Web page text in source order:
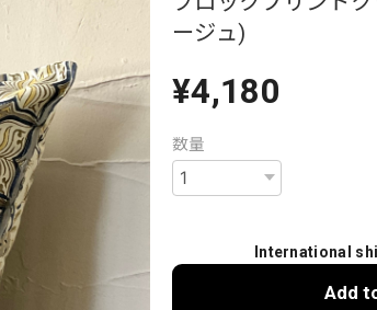
ージュ)
¥4,180
数量
International
Add